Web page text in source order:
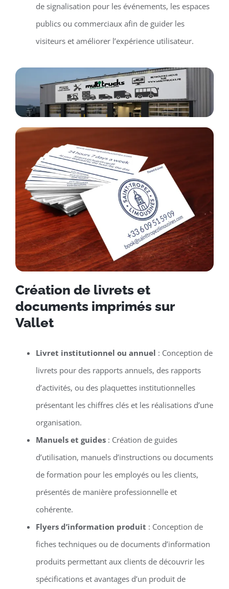
de signalisation pour les événements, les espaces
publics ou commerciaux afin de guider les
visiteurs et améliorer l’expérience utilisateur.
Création de livrets et
documents imprimés sur
Vallet
Livret institutionnel ou annuel : Conception de
livrets pour des rapports annuels, des rapports
d’activités, ou des plaquettes institutionnelles
présentant les chiffres clés et les réalisations d’une
organisation.
Manuels et guides: Création de guides
d’utilisation, manuels d’instructions ou documents
de formation pour les employés ou les clients,
présentés de manière professionnelle et
cohérente.
Flyers d’information produit : Conception de
fiches techniques ou de documents d’information
produits permettant aux clients de découvrir les
spécifications et avantages d’un produit de